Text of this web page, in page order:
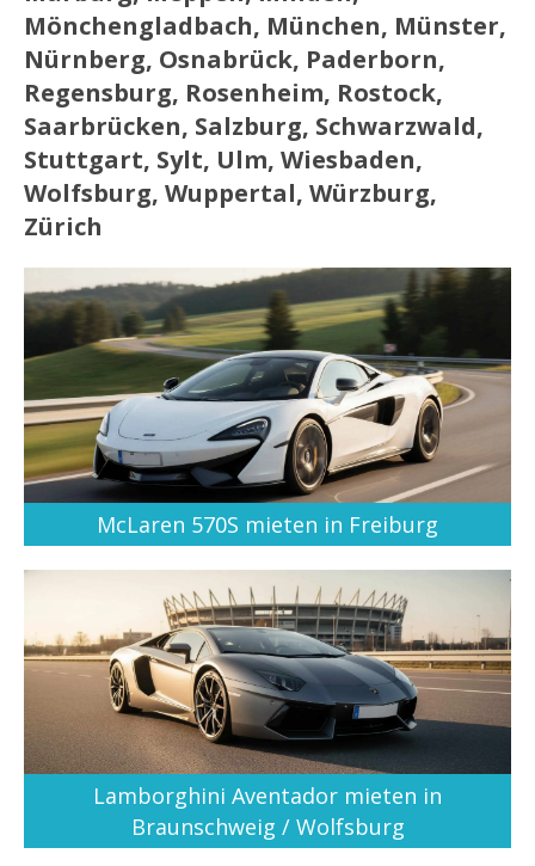
Mönchengladbach, München, Münster,
Nürnberg, Osnabrück, Paderborn,
Regensburg, Rosenheim, Rostock,
Saarbrücken, Salzburg, Schwarzwald,
Stuttgart, Sylt, Ulm, Wiesbaden,
Wolfsburg, Wuppertal, Würzburg,
Zürich
McLaren 570S mieten in Freiburg
Lamborghini Aventador mieten in
Braunschweig / Wolfsburg